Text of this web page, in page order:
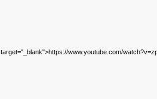
target="_blank">https://www.youtube.com/